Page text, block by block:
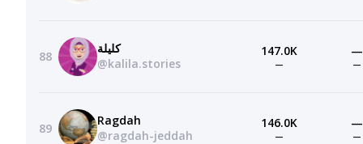
88
كليلة
@kalila.stories
147.0K
—
—
—
89
Ragdah
@ragdah-jeddah
146.0K
—
—
—